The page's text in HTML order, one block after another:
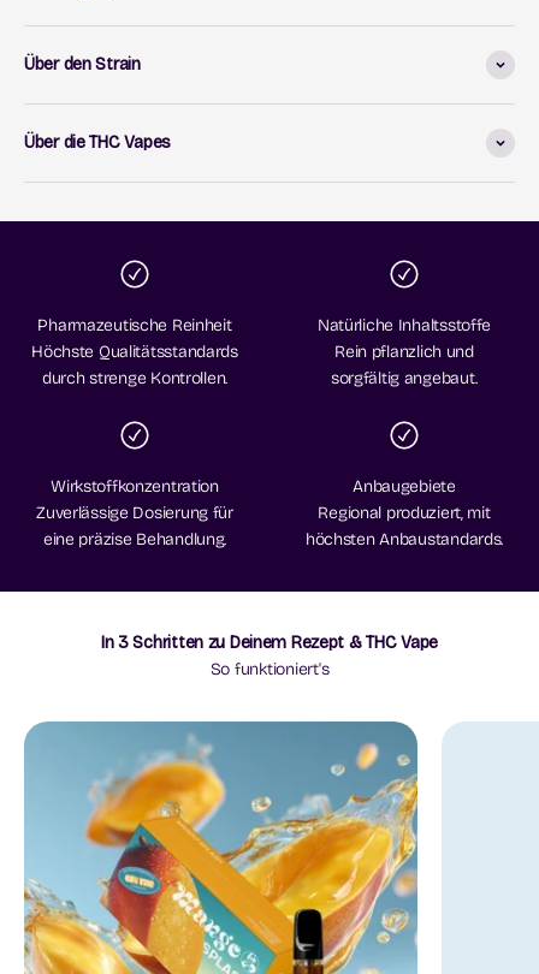
Über den Strain
Über die THC Vapes
Pharmazeutische Reinheit
Höchste Qualitätsstandards
durch strenge Kontrollen.
Natürliche Inhaltsstoffe
Rein pflanzlich und
sorgfältig angebaut.
Wirkstoffkonzentration
Zuverlässige Dosierung für
eine präzise Behandlung.
Anbaugebiete
Regional produziert, mit
höchsten Anbaustandards.
In 3 Schritten zu Deinem Rezept & THC Vape